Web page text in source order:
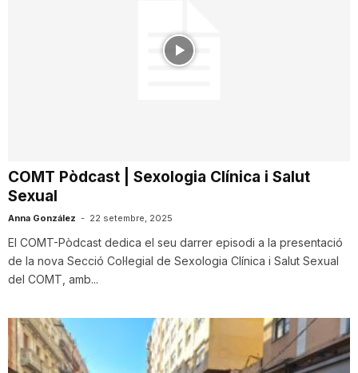
COMT Pòdcast | Sexologia Clínica i Salut
Sexual
Anna González - 22 setembre, 2025
El COMT-Pòdcast dedica el seu darrer episodi a la presentació
de la nova Secció Col·legial de Sexologia Clínica i Salut Sexual
del COMT, amb...